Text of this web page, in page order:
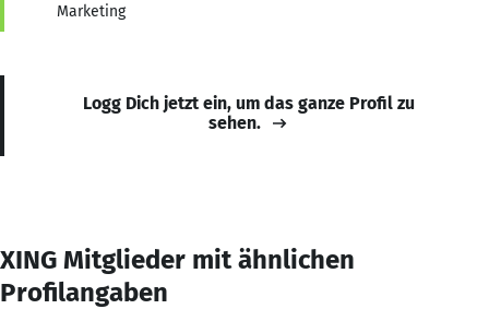
Marketing
Logg Dich jetzt ein, um das ganze Profil zu
sehen.
XING Mitglieder mit ähnlichen
Profilangaben